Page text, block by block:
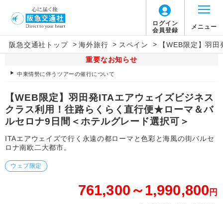
ログイン
会員登録
メニュー
阪急交通社トップ > 海外旅行 > スペイン >
【WEB限定】羽
重要なお知らせ
中東情勢に伴うツアーの催行について
【WEB限定】羽田発ITAエアウェイズビジネス
クラス利用！往路らくらく直行便★ローマ＆バ
ルセロナ9日間＜ホテルグレード選択可＞
ITAエアウェイズで行く永遠の都ローマと色彩と海風の街バルセ
ロナ南欧二大都市。
ウェブ限定
761,300～1,990,800 円